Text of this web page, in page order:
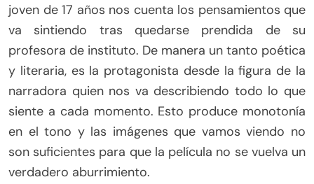
joven de 17 años nos cuenta los pensamientos que
va sintiendo tras quedarse prendida de su
profesora de instituto. De manera un tanto poética
y literaria, es la protagonista desde la figura de la
narradora quien nos va describiendo todo lo que
siente a cada momento. Esto produce monotonía
en el tono y las imágenes que vamos viendo no
son suficientes para que la película no se vuelva un
verdadero aburrimiento.